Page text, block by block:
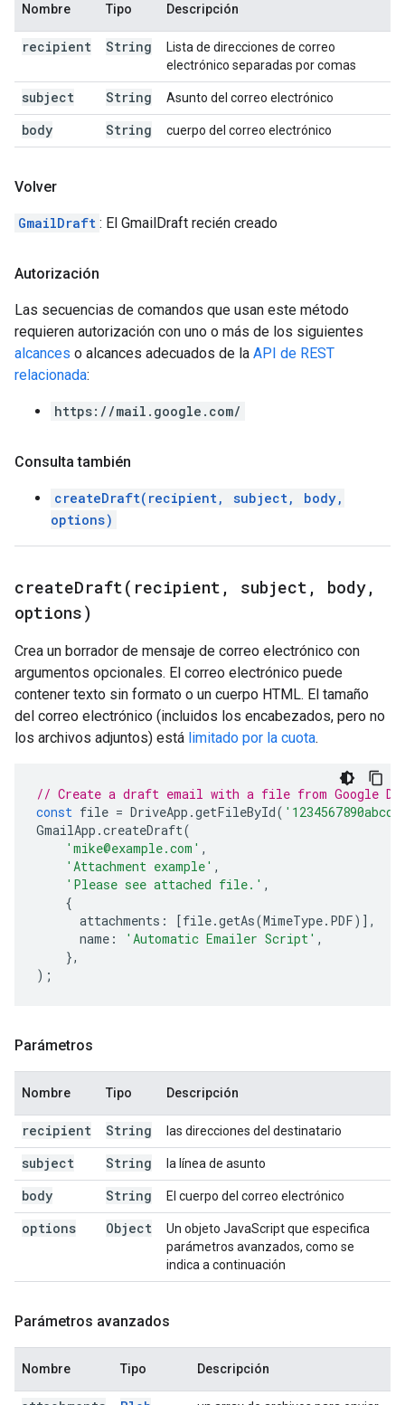
Nombre Tipo Descripción
recipient String
Lista de direcciones de correo
electrónico separadas por comas
subject String Asunto del correo electrónico
body String cuerpo del correo electrónico
Volver
GmailDraft : El GmailDraft recién creado
Autorización
Las secuencias de comandos que usan este método
requieren autorización con uno o más de los siguientes
alcances o alcances adecuados de la API de REST
relacionada:
https://mail.google.com/
Consulta también
createDraft(recipient, subject, body,
options)
createDraft( recipient , subject , body,
options)
Crea un borrador de mensaje de correo electrónico con
argumentos opcionales. El correo electrónico puede
contener texto sin formato o un cuerpo HTML. El tamaño
del correo electrónico (incluidos los encabezados, pero no
los archivos adjuntos) está limitado por la cuota.
// Create a draft email with a file from Google
const file = DriveApp .getFileById(
GmailApp .createDraft(
'mike@example.com' ,
'Attachment example' ,
'Please see attached file.' ,
{
attachments : [file.getAs(MimeType. PDF)],
name : 'Automatic Emailer Script' ,
},
);
Parámetros
Nombre Tipo Descripción
recipient String las direcciones del destinatario
subject String la línea de asunto
body String El cuerpo del correo electrónico
options Object
Un objeto JavaScript que especifica
parámetros avanzados, como se
indica a continuación
Parámetros avanzados
Nombre Tipo Descripción